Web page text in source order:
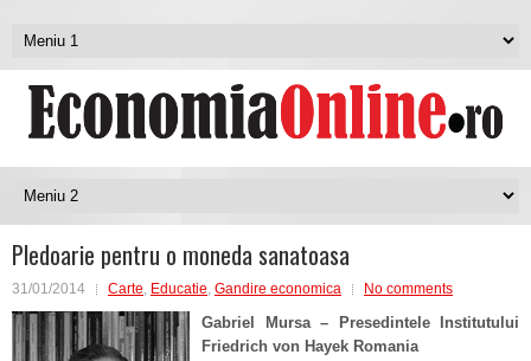
Pledoarie pentru o moneda sanatoasa
31/01/2014 Carte, Educatie, Gandire economica No comments
Gabriel Mursa – Presedintele Institutului
Friedrich von Hayek Romania